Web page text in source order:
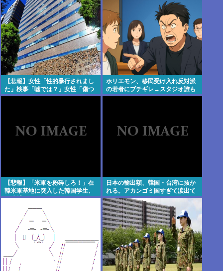
【悲報】女性「性的暴行されまし
た」検事「嘘では？」女性「傷つ
いたので訴えます」
ホリエモン、移民受け入れ反対派
の若者にブチギレ→スタジオ誰も
反論できず沈黙w #動画 | 移民じゃ
【悲報】「米軍を粉砕しろ！」在
韓米軍基地に突入した韓国学生、
即逮捕
日本の輸出額、韓国・台湾に抜か
れる。アカンゴミ国すぎて涙出て
きた…